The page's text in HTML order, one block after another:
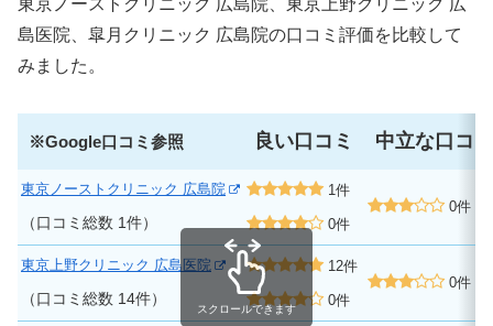
島医院、皐月クリニック 広島院の口コミ評価を比較して
みました。
※Google口コミ参照 良い口コミ 中立な口コミ
東京ノーストクリニック 広島院
（口コミ総数 1件）
1件
0件
0件
東京上野クリニック 広島医院
（口コミ総数 14件）
12件
0件
0件
スクロールできます